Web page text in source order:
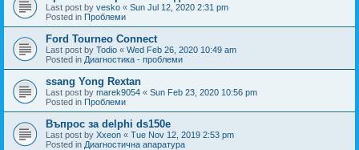
Last post by vesko « Sun Jul 12, 2020 2:31 pm
Posted in Проблеми
Ford Tourneo Connect
Last post by Todio « Wed Feb 26, 2020 10:49 am
Posted in Диагностика - проблеми
ssang Yong Rextan
Last post by marek9054 « Sun Feb 23, 2020 10:56 pm
Posted in Проблеми
Въпрос за delphi ds150e
Last post by Xxeon « Tue Nov 12, 2019 2:53 pm
Posted in Диагностична апаратура